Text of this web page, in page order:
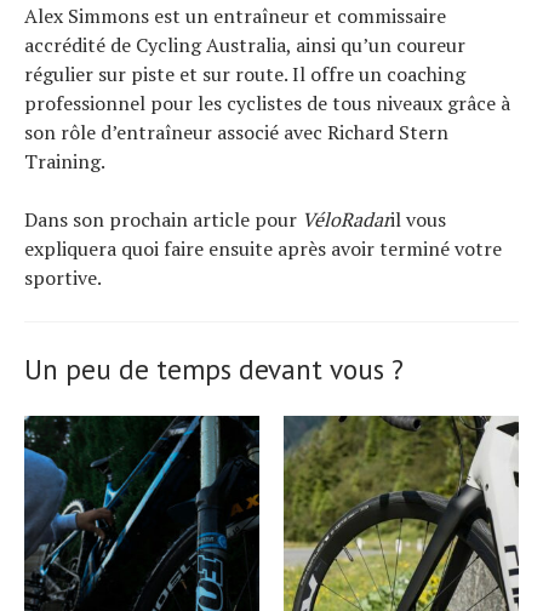
Alex Simmons est un entraîneur et commissaire
accrédité de Cycling Australia, ainsi qu’un coureur
régulier sur piste et sur route. Il offre un coaching
professionnel pour les cyclistes de tous niveaux grâce à
son rôle d’entraîneur associé avec Richard Stern
Training.
Dans son prochain article pour VéloRadaril vous
expliquera quoi faire ensuite après avoir terminé votre
sportive.
Un peu de temps devant vous ?